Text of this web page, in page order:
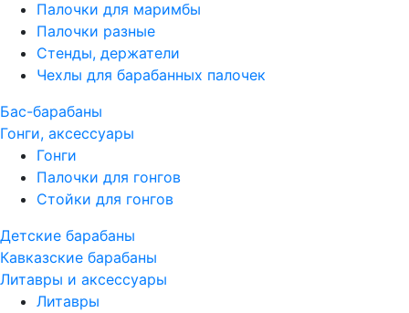
Палочки для маримбы
Палочки разные
Стенды, держатели
Чехлы для барабанных палочек
Бас-барабаны
Гонги, аксессуары
Гонги
Палочки для гонгов
Стойки для гонгов
Детские барабаны
Кавказские барабаны
Литавры и аксессуары
Литавры